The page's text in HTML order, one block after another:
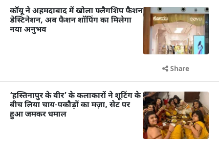
कॉयू ने अहमदाबाद में खोला फ्लैगशिप फैशन
डेस्टिनेशन, अब फैशन शॉपिंग का मिलेगा
नया अनुभव
Share
‘हस्तिनापुर के वीर’ के कलाकारों ने शूटिंग के
बीच लिया चाय-पकौड़ों का मज़ा, सेट पर
हुआ जमकर धमाल